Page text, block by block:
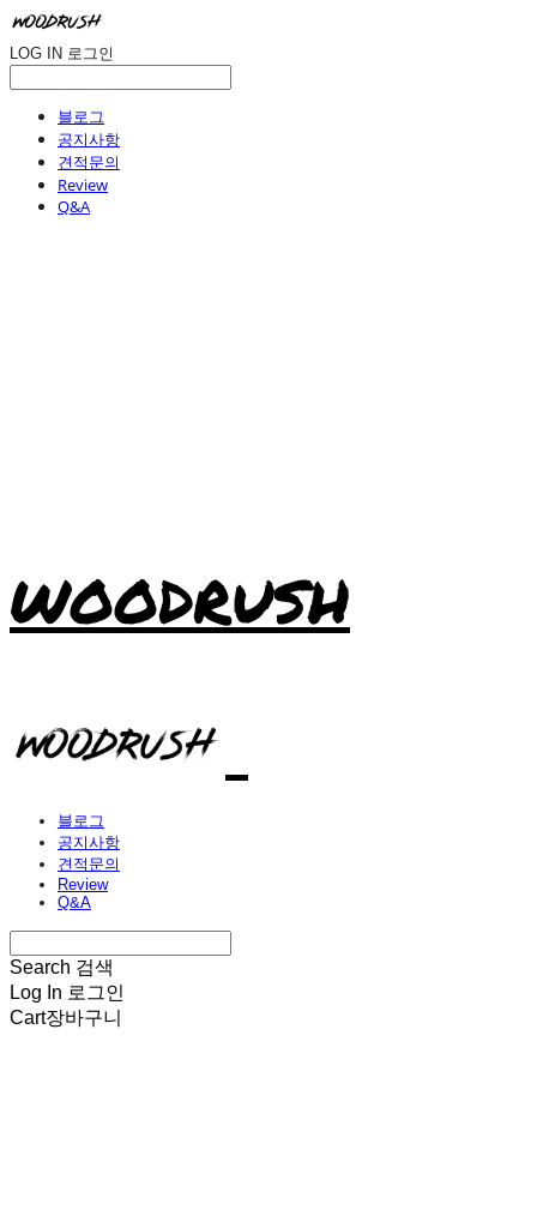
LOG IN 로그인
블로그
공지사항
견적문의
Review
Q&A
WOODRUSH
블로그
공지사항
견적문의
Review
Q&A
Search 검색
Log In 로그인
Cart장바구니